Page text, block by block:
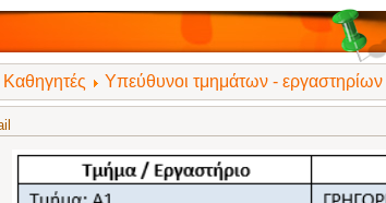
Καθηγητές Υπεύθυνοι τμημάτων - εργαστηρίων